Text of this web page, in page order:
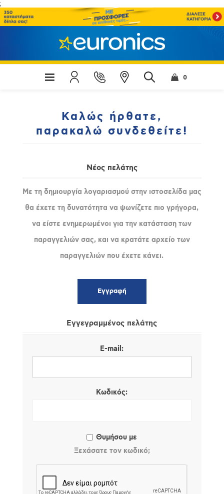
;
0
Καλώς ήρθατε,
παρακαλώ συνδεθείτε!
Νέος πελάτης
Με τη δημιουργία λογαριασμού στην ιστοσελίδα μας
θα έχετε τη δυνατότητα να ψωνίζετε πιο γρήγορα,
να είστε ενημερωμένοι για την κατάσταση των
παραγγελιών σας, και να κρατάτε αρχείο των
παραγγελιών που έχετε κάνει.
Εγγεγραμμένος πελάτης
E-mail:
Κωδικός:
Θυμήσου με
Ξεχάσατε τον κωδικό;